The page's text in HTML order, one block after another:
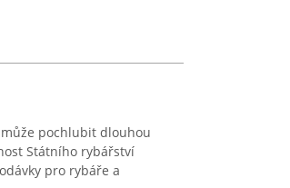
může pochlubit dlouhou
Státního rybářství
pro rybáře a